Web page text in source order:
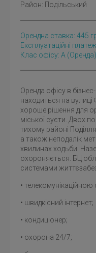
Район: Подільський
Орендна ставка: 445
Експлуатаційні
Клас офісу: A (оренда)
Оренда офісу в
находиться на вулиці
хороше рішення для
міської суєти. Двох
тихому районі
а також неподалік
хвилинах ходьби.
охороняється. БЦ
системами
•
• швидкісний інтернет;
• кондиціонер;
• охорона 24/7;